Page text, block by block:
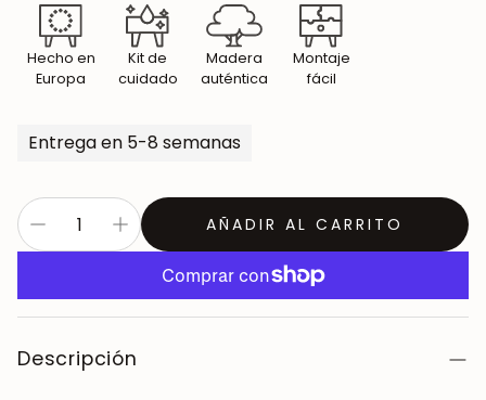
Hecho en
Europa
Kit de
cuidado
Madera
auténtica
Montaje
fácil
Entrega en 5-8 semanas
AÑADIR AL CARRITO
Descripción